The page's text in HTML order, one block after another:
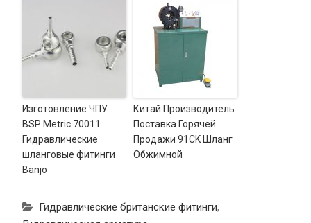
Изготовление ЧПУ
BSP Metric 70011
Гидравлические
шланговые фитинги
Banjo
Китай Производитель
Поставка Горячей
Продажи 91CK Шланг
Обжимной
Гидравлические британские фитинги,